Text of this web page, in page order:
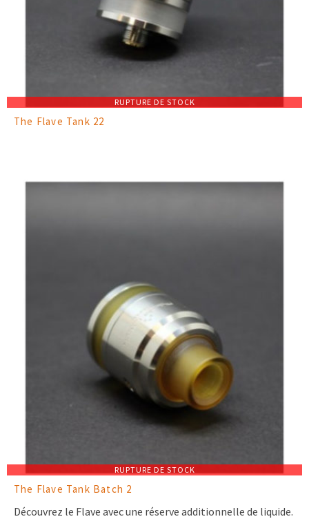
RUPTURE DE STOCK
The Flave Tank 22
RUPTURE DE STOCK
The Flave Tank Batch 2
Découvrez le Flave avec une réserve additionnelle de liquide.